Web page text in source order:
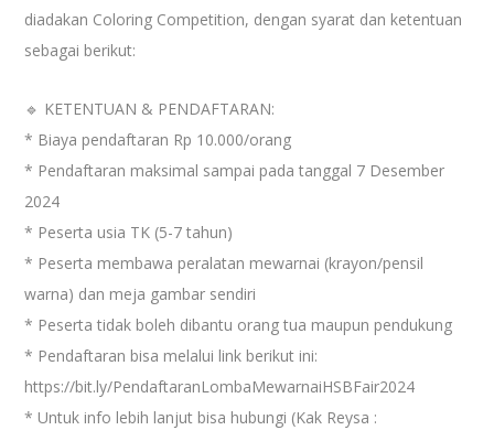
diadakan Coloring Competition, dengan syarat dan ketentuan
sebagai berikut:
🔹 KETENTUAN & PENDAFTARAN:
* Biaya pendaftaran Rp 10.000/orang
* Pendaftaran maksimal sampai pada tanggal 7 Desember
2024
* Peserta usia TK (5-7 tahun)
* Peserta membawa peralatan mewarnai (krayon/pensil
warna) dan meja gambar sendiri
* Peserta tidak boleh dibantu orang tua maupun pendukung
* Pendaftaran bisa melalui link berikut ini:
https://bit.ly/PendaftaranLombaMewarnaiHSBFair2024
* Untuk info lebih lanjut bisa hubungi (Kak Reysa :